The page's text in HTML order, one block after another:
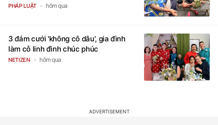
PHÁP LUẬT hôm qua
3 đám cưới 'không cô dâu', gia đình
làm cỗ linh đình chúc phúc
NETIZEN hôm qua